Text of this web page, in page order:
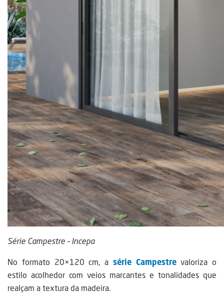
Série Campestre – Incepa
No formato 20×120 cm, a série Campestrevaloriza o
estilo acolhedor com veios marcantes e tonalidades que
realçam a textura da madeira.